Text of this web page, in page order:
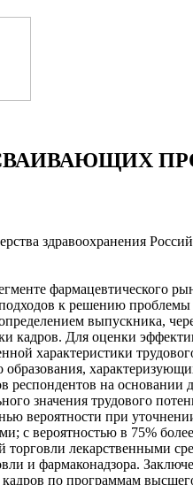
здравоохранения
фармацевтического
к решению проблемы
выпускника,
Для оценки
характеристики
респондентов на
значения трудового
вероятности при
с вероятностью в 75%
лекарственными
и фармаконадзора.
по программам